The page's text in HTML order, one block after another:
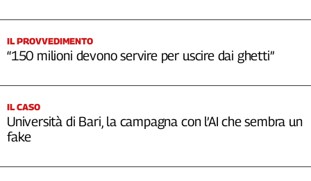
IL PROVVEDIMENTO
“150 milioni devono servire per uscire dai ghetti”
IL CASO
Università di Bari, la campagna con l’AI che sembra un
fake